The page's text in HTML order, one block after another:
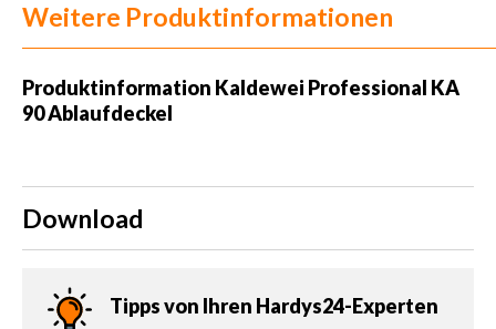
Weitere Produktinformationen
Produktinformation Kaldewei Professional KA
90 Ablaufdeckel
Download
Tipps von Ihren Hardys24-Experten